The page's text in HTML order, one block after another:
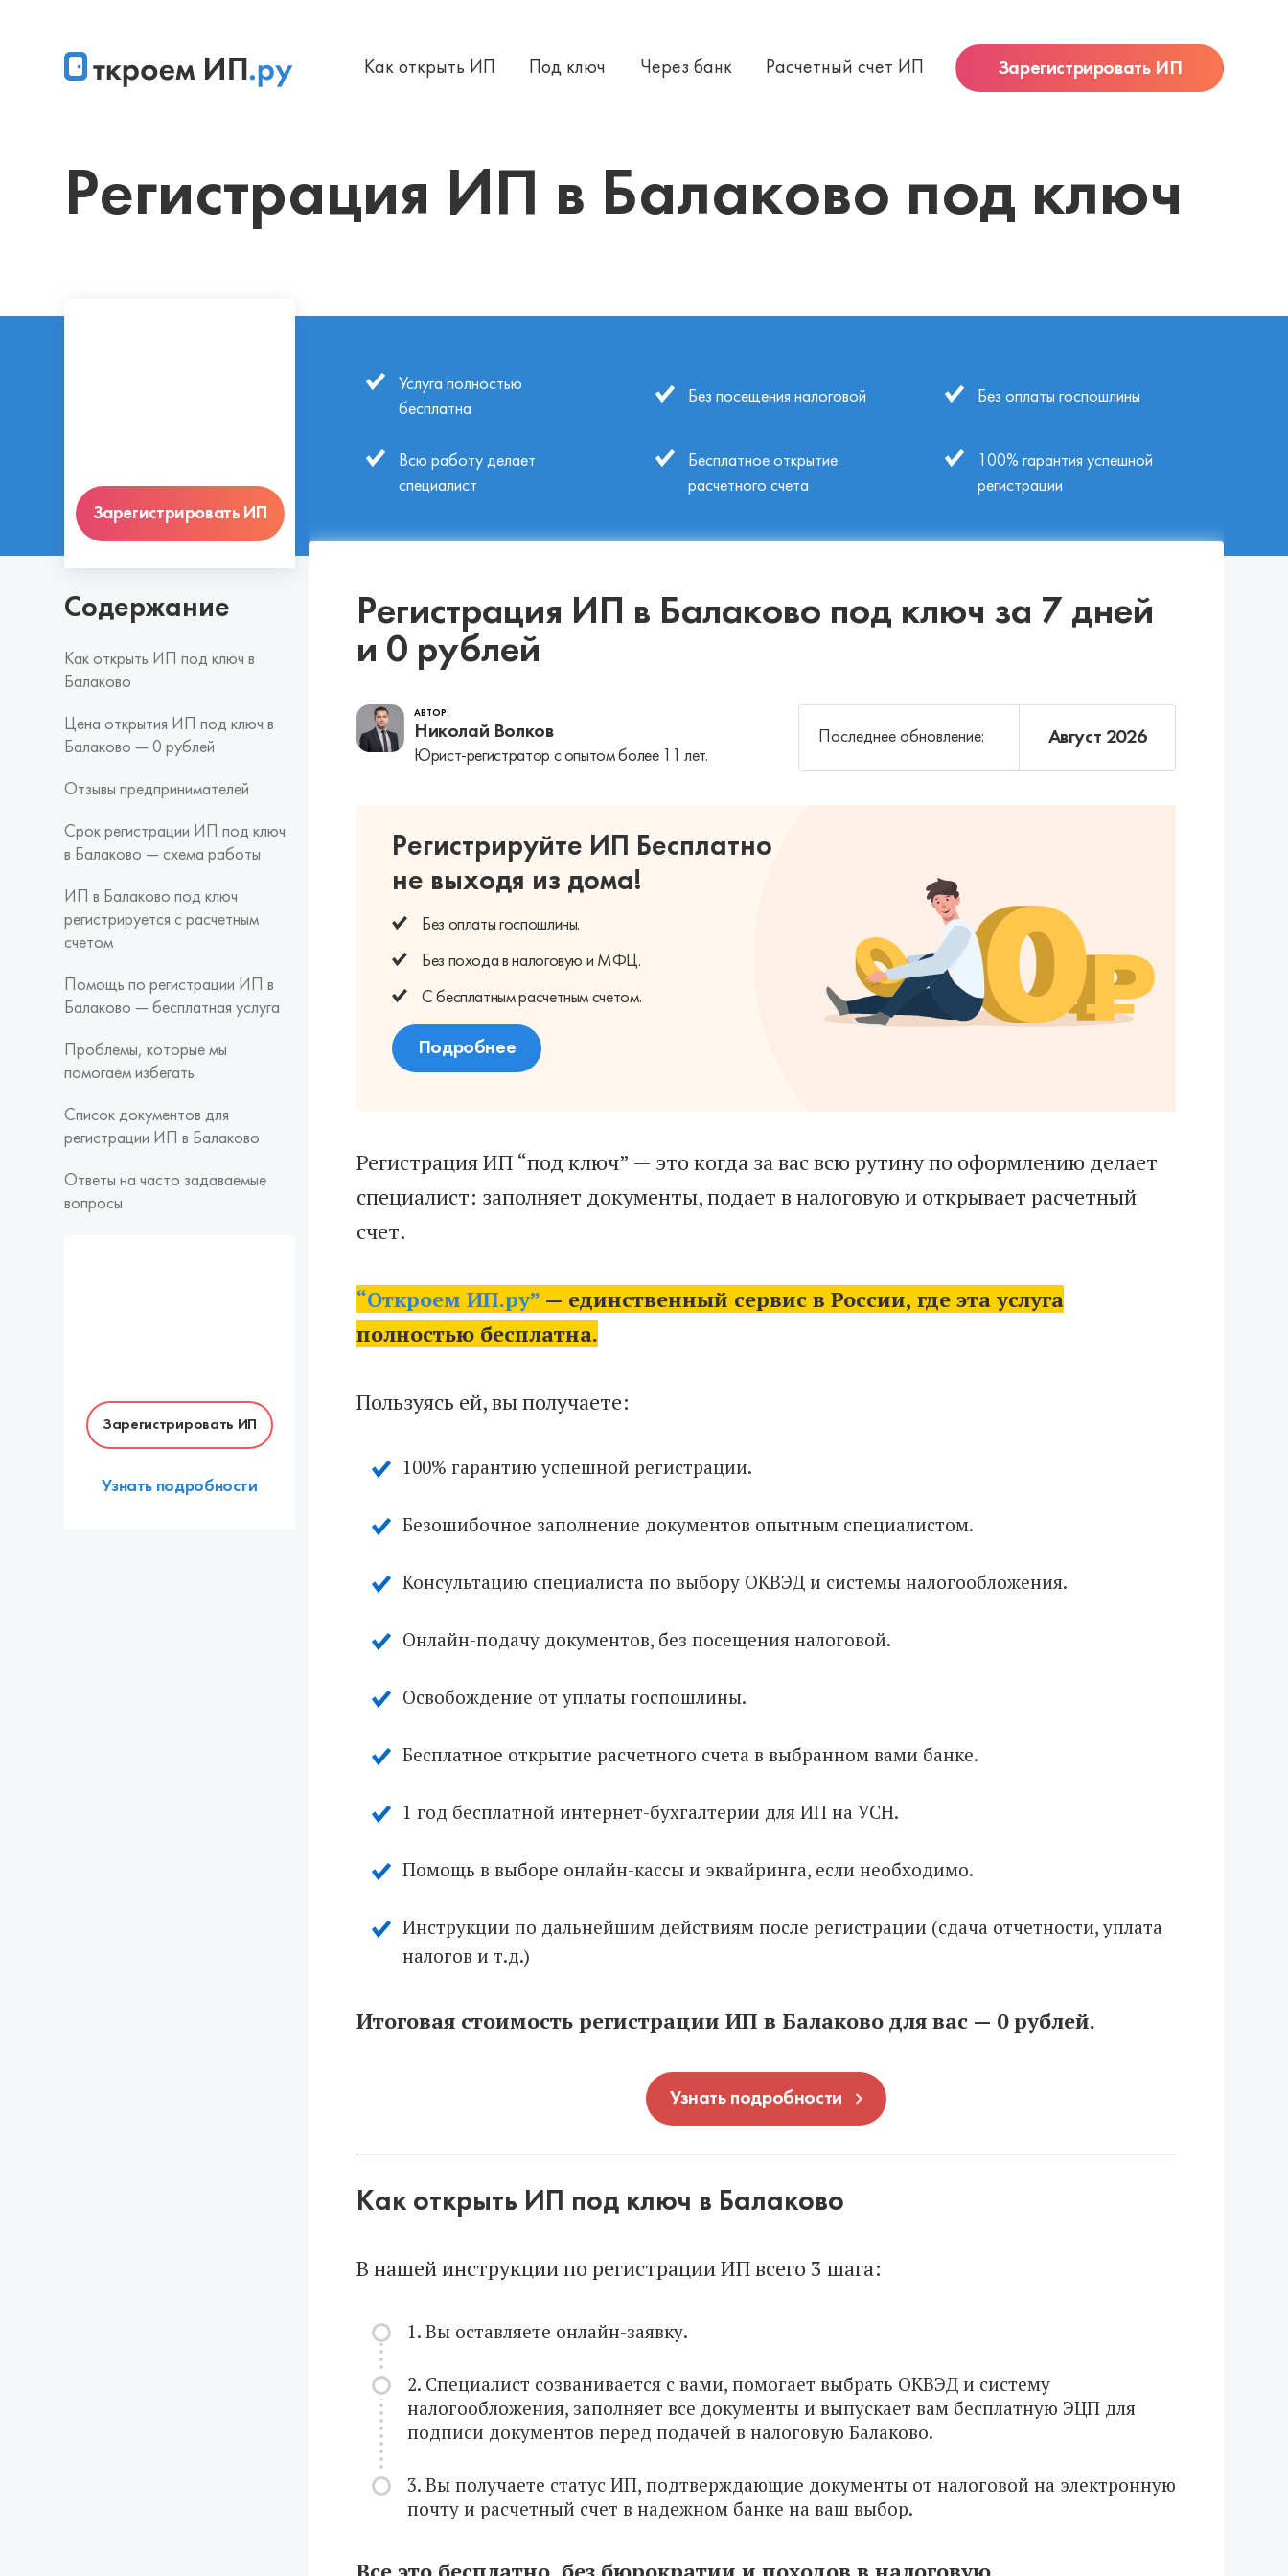
Как открыть ИП Под ключ Через банк Расчетный счет ИП Зарегистрировать ИП
Регистрация ИП в Балаково под ключ
Зарегистрировать ИП
Содержание
Как открыть ИП под ключ в
Балаково
Цена открытия ИП под ключ в
Балаково — 0 рублей
Отзывы предпринимателей
Срок регистрации ИП под ключ
в Балаково — схема работы
ИП в Балаково под ключ
регистрируется с расчетным
счетом
Помощь по регистрации ИП в
Балаково — бесплатная услуга
Проблемы, которые мы
помогаем избегать
Список документов для
регистрации ИП в Балаково
Ответы на часто задаваемые
вопросы
Зарегистрировать ИП
Узнать подробности
Услуга полностью
бесплатна
Без посещения налоговой Без оплаты госпошлины
Всю работу делает
специалист
Бесплатное открытие
расчетного счета
100% гарантия успешной
регистрации
Регистрация ИП в Балаково под ключ за 7 дней
и 0 рублей
АВТОР:
Николай Волков
Юрист-регистратор с опытом более 11 лет.
Последнее обновление: Август 2026
Регистрируйте ИП Бесплатно
не выходя из дома!
Без оплатыгоспошлины.
Без походав налоговую и МФЦ.
С бесплатнымрасчетным счетом.
Подробнее
Регистрация ИП “под ключ” — это когда за вас всю рутину по оформлению делает
специалист: заполняет документы, подает в налоговую и открывает расчетный
счет.
“Откроем ИП.ру” — единственный сервис в России, где эта услуга
полностью бесплатна.
Пользуясь ей, вы получаете:
100% гарантию успешной регистрации.
Безошибочное заполнение документов опытным специалистом.
Консультацию специалиста по выбору ОКВЭД и системы налогообложения.
Онлайн-подачу документов, без посещения налоговой.
Освобождение от уплаты госпошлины.
Бесплатное открытие расчетного счета в выбранном вами банке.
1 год бесплатной интернет-бухгалтерии для ИП на УСН.
Помощь в выборе онлайн-кассы и эквайринга, если необходимо.
Инструкции по дальнейшим действиям после регистрации (сдача отчетности, уплата
налогов и т.д.)
Итоговая стоимость регистрации ИП в Балаково для вас — 0 рублей.
Узнать подробности
Как открыть ИП под ключ в Балаково
В нашей инструкции по регистрации ИП всего 3 шага:
1. Вы оставляете онлайн-заявку.
2. Специалист созванивается с вами, помогает выбрать ОКВЭД и систему
налогообложения, заполняет все документы и выпускает вам бесплатную ЭЦП для
подписи документов перед подачей в налоговую Балаково.
3. Вы получаете статус ИП, подтверждающие документы от налоговой на электронную
почту и расчетный счет в надежном банке на ваш выбор.